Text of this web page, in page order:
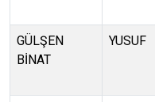
GÜLŞEN
BİNAT
YUSUF